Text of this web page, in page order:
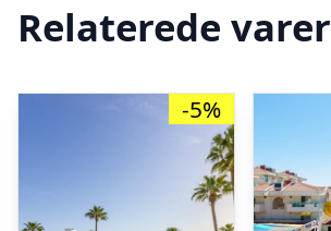
Relaterede varer
-5%